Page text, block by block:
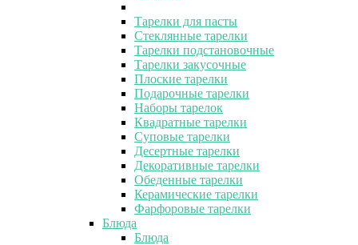
Тарелки для пасты
Стеклянные тарелки
Тарелки подстановочные
Тарелки закусочные
Плоские тарелки
Подарочные тарелки
Наборы тарелок
Квадратные тарелки
Суповые тарелки
Десертные тарелки
Декоративные тарелки
Обеденные тарелки
Керамические тарелки
Фарфоровые тарелки
Блюда
Блюда